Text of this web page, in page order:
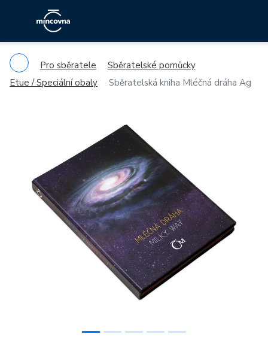
Pro sběratele
Sběratelské pomůcky
Etue / Speciální obaly
Sběratelská kniha Mléčná dráha Ag